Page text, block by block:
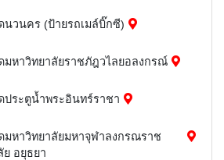
นวนคร (ป้ายรถเมล์บิ๊กซี)
มหาวิทยาลัยราชภัฎวไลยอลงกรณ์
ประตูน้ำพระอินทร์ราชา
มหาวิทยาลัยมหาจุฬาลงกรณราช
ย อยุธยา